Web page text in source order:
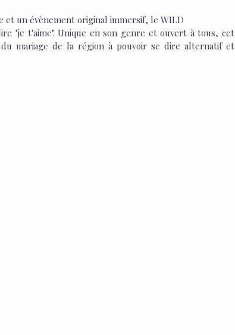
et un évènement original immersif, le WILD
"je t'aime". Unique en son genre et ouvert à tous, cet
mariage de la région à pouvoir se dire alternatif et